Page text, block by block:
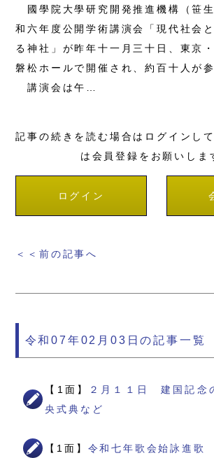
國學院大學研究開発推進機構（笹
和六年度公開学術講演会「現代社会
る神社」が昨年十一月三十日、東京
磐松ホールで開催され、約百十人が参
講演会は午…
記事の続きを読む場合はログインし
は会員登録をお願いしま
ログイン
＜＜前の記事へ
令和07年02月03日の記事一覧
【1面】
２月１１日 建国記念
央式典など
【1面】 令和七年歌会始詠進歌